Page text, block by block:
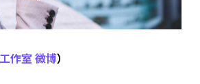
作室 微博）